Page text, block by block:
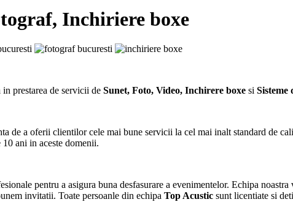
Inchiriere boxe
prestarea de servicii de Sunet, Foto, Video, Inchirere boxe si Sisteme
de a oferii clientilor cele mai bune servicii la cel mai inalt standard de
ani in aceste domenii.
pentru a asigura buna desfasurare a evenimentelor. Echipa
invitatii. Toate persoanle din echipa Top Acustic sunt licentiate si